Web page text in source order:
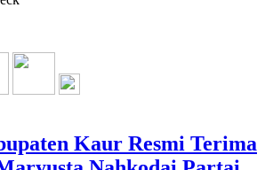
Kaur Resmi Terima